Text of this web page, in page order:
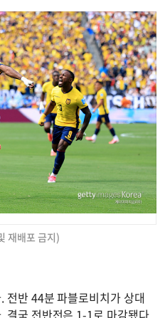
배포 금지)
전반 44분 파블로비치가 상대
결국 전반전은 1-1로 마감됐다.